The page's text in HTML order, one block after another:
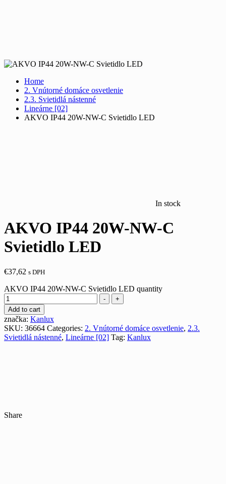
Home
2. Vnútorné domáce osvetlenie
2.3. Svietidlá nástenné
Lineárne [02]
AKVO IP44 20W-NW-C Svietidlo LED
In stock
AKVO IP44 20W-NW-C
Svietidlo LED
€37,62 s DPH
AKVO IP44 20W-NW-C Svietidlo LED quantity
-
+
Add to cart
značka: Kanlux
SKU: 36664 Categories: 2. Vnútorné domáce osvetlenie, 2.3.
Svietidlá nástenné, Lineárne [02] Tag: Kanlux
Share